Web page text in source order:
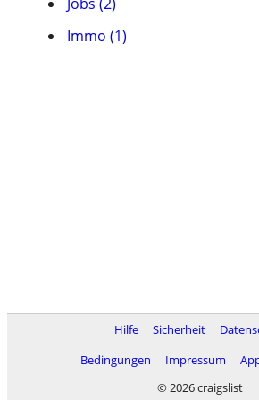
Immo (1)
Hilfe Sicherheit
Bedingungen
Impressum
© 2026 craigslist